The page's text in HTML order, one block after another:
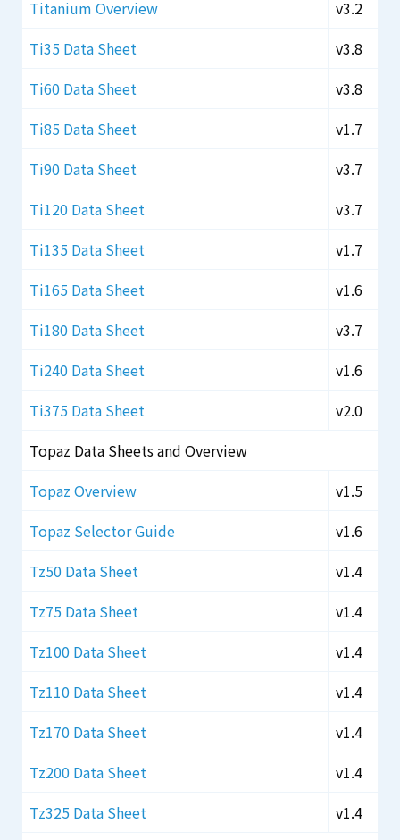
Titanium Overview
v3.2
Ti35 Data Sheet
v3.8
Ti60 Data Sheet
v3.8
Ti85 Data Sheet
v1.7
Ti90 Data Sheet
v3.7
Ti120 Data Sheet
v3.7
Ti135 Data Sheet
v1.7
Ti165 Data Sheet
v1.6
Ti180 Data Sheet
v3.7
Ti240 Data Sheet
v1.6
Ti375 Data Sheet
v2.0
Topaz Data Sheets and Overview
Topaz Overview
v1.5
Topaz Selector Guide
v1.6
Tz50 Data Sheet
v1.4
Tz75 Data Sheet
v1.4
Tz100 Data Sheet
v1.4
Tz110 Data Sheet
v1.4
Tz170 Data Sheet
v1.4
Tz200 Data Sheet
v1.4
Tz325 Data Sheet
v1.4